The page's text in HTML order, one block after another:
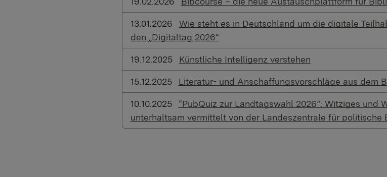
13.01.2026
Wie steht es in Deutschland um die digitale
den „Digitaltag 2026“
19.12.2025 Künstliche Intelligenz verstehen
15.12.2025 Literatur- und Anschaffungsvorschläge aus dem
10.10.2025
“PubQuiz zur Landtagswahl 2026”: Witziges und
unterhaltsam vermittelt von der Landeszentrale für politische